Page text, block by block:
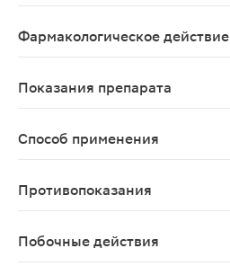
Фармакологическое действие
Показания препарата
Способ применения
Противопоказания
Побочные действия